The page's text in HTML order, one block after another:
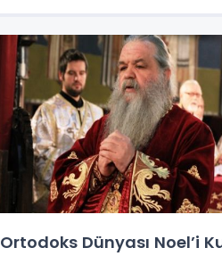
Ortodoks Dünyası Noel’i